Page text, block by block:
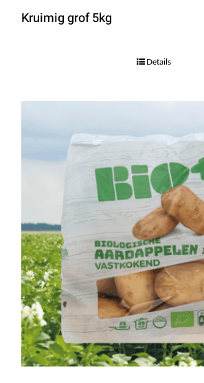
Kruimig grof 5kg
Details